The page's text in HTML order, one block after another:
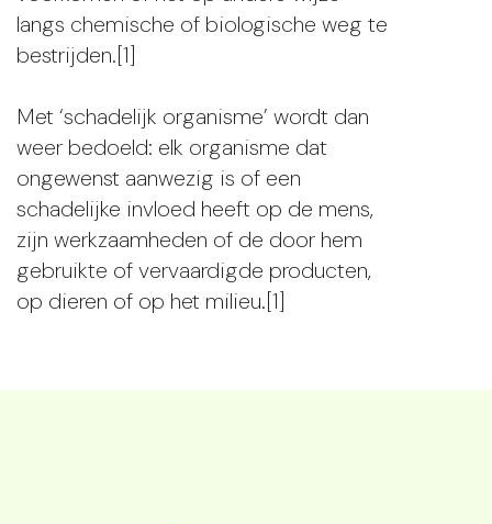
langs chemische of biologische weg te
bestrijden.[1]
Met ‘schadelijk organisme’ wordt dan
weer bedoeld: elk organisme dat
ongewenst aanwezig is of een
schadelijke invloed heeft op de mens,
zijn werkzaamheden of de door hem
gebruikte of vervaardigde producten,
op dieren of op het milieu.[1]